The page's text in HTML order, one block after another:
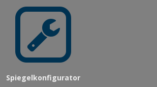
Spiegelkonfigurator